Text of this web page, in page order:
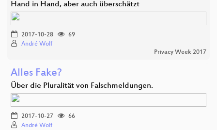
Hand in Hand, aber auch überschätzt
2017-10-28
69
André Wolf
Privacy Week 2017
Alles Fake?
Über die Pluralität von Falschmeldungen.
2017-10-27
66
André Wolf